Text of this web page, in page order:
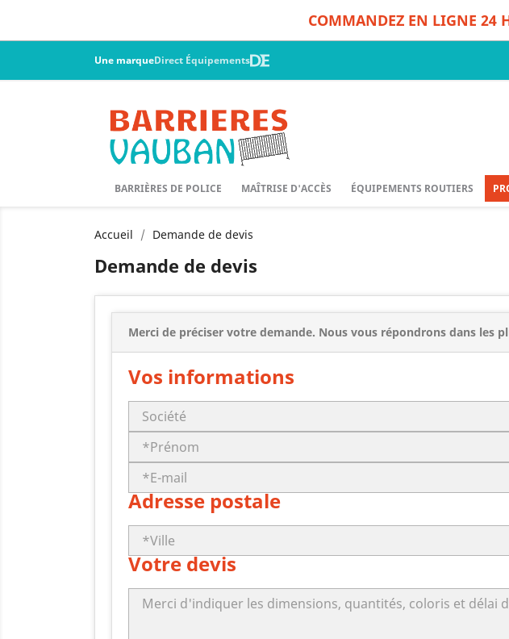
COMMANDEZ EN LIGNE 24
Une marqueDirect Équipements
BARRIÈRES DE POLICE MAÎTRISE D'ACCÈS ÉQUIPEMENTS ROUTIERS
Accueil Demande de devis
Demande de devis
Merci de préciser votre demande. Nous vous répondrons dans les
Vos informations
Adresse postale
Votre devis